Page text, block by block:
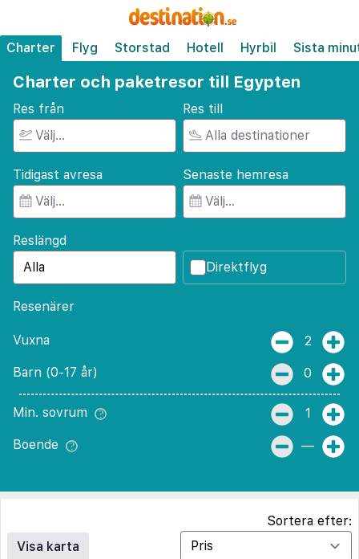
Charter Flyg Storstad Hotell Hyrbil Sista
Charter och paketresor till Egypten
Res från Res till
Tidigast avresa Senaste hemresa
Reslängd
Direktflyg
Resenärer
Vuxna 2
Barn (0-17 år) 0
Min. sovrum 1
Boende —
Visa karta
Sortera efter: